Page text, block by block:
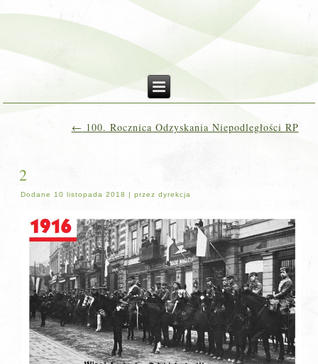
← 100. Rocznica Odzyskania Niepodległości RP
2
Dodane 10 listopada 2018 |przez dyrekcja